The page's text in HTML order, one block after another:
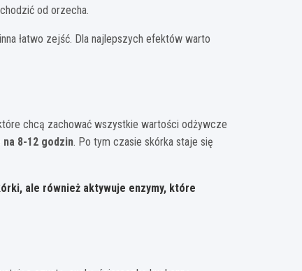
od orzecha.
łatwo zejść. Dla najlepszych efektów warto
chcą zachować wszystkie wartości odżywcze
8-12 godzin. Po tym czasie skórka staje się
ale również aktywuje enzymy, które